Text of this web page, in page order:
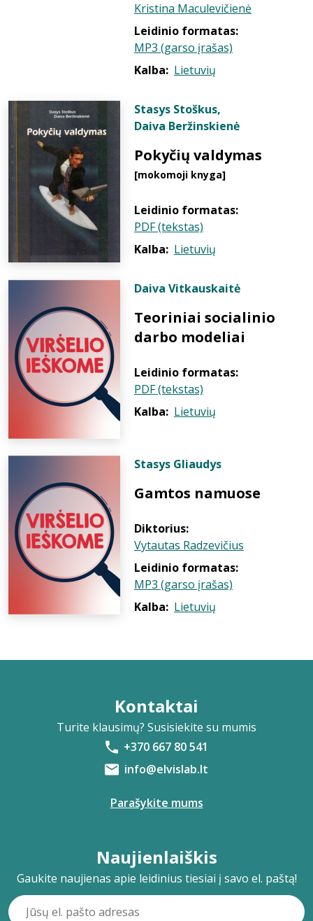
Kristina Maculevičienė
Leidinio formatas:
MP3 (garso įrašas)
Kalba: Lietuvių
Stasys Stoškus,
Daiva Beržinskienė
Pokyčių valdymas
[mokomoji knyga]
Leidinio formatas:
PDF (tekstas)
Kalba: Lietuvių
Daiva Vitkauskaitė
Teoriniai socialinio
darbo modeliai
Leidinio formatas:
PDF (tekstas)
Kalba: Lietuvių
Stasys Gliaudys
Gamtos namuose
Diktorius:
Vytautas Radzevičius
Leidinio formatas:
MP3 (garso įrašas)
Kalba: Lietuvių
Kontaktai
Turite klausimų? Susisiekite su mumis
+370 667 80 541
info@elvislab.lt
Parašykite mums
Naujienlaiškis
Gaukite naujienas apie leidinius tiesiai į savo el. paštą!